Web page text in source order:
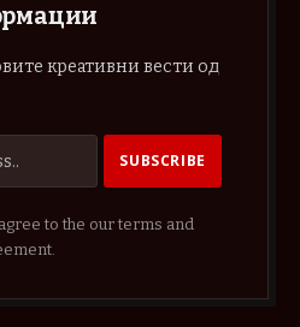
креативни вести од
to the our terms and